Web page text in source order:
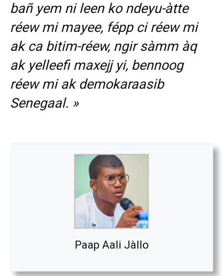
bañ yem ni leen ko ndeyu-àtte
réew mi mayee, fépp ci réew mi
ak ca bitim-réew, ngir sàmm àq
ak yelleefi maxejj yi, bennoog
réew mi ak demokaraasib
Senegaal. »
Paap Aali Jàllo